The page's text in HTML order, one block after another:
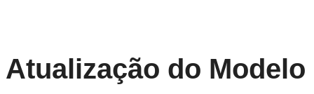
Atualização do Modelo